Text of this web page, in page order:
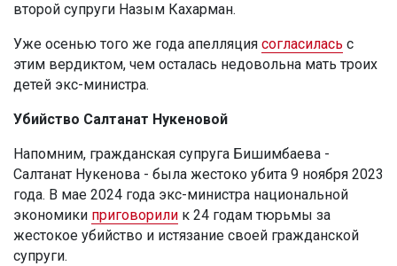
второй супруги Назым Кахарман.
Уже осенью того же года апелляция согласилась с
этим вердиктом, чем осталась недовольна мать троих
детей экс-министра.
Убийство Салтанат Нукеновой
Напомним, гражданская супруга Бишимбаева -
Салтанат Нукенова - была жестоко убита 9 ноября 2023
года. В мае 2024 года экс-министра национальной
экономики приговорили к 24 годам тюрьмы за
жестокое убийство и истязание своей гражданской
супруги.